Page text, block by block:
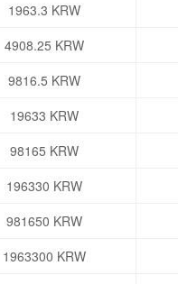
1963.3 KRW
4908.25 KRW
9816.5 KRW
19633 KRW
98165 KRW
196330 KRW
981650 KRW
1963300 KRW